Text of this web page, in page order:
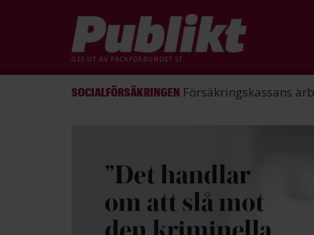
GES UT AV FACKFÖRBUNDET ST
ARBETSRÄTT ST förlorade mål mot